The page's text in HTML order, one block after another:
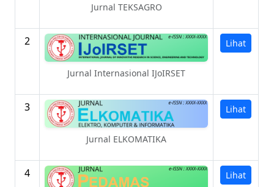
Jurnal TEKSAGRO
2
Jurnal Internasional IJoIRSET
Lihat
3
Jurnal ELKOMATIKA
Lihat
4 Lihat